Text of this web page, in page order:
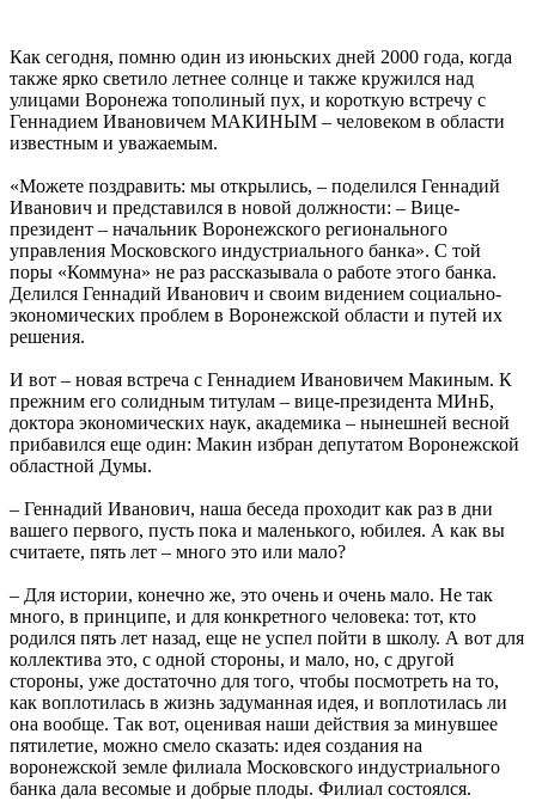
Как сегодня, помню один из июньских дней 2000 года, когда
также ярко светило летнее солнце и также кружился над
улицами Воронежа тополиный пух, и короткую встречу с
Геннадием Ивановичем МАКИНЫМ – человеком в области
известным и уважаемым.
«Можете поздравить: мы открылись, – поделился Геннадий
Иванович и представился в новой должности: – Вице-
президент – начальник Воронежского регионального
управления Московского индустриального банка». С той
поры «Коммуна» не раз рассказывала о работе этого банка.
Делился Геннадий Иванович и своим видением социально-
экономических проблем в Воронежской области и путей их
решения.
И вот – новая встреча с Геннадием Ивановичем Макиным. К
прежним его солидным титулам – вице-президента МИнБ,
доктора экономических наук, академика – нынешней весной
прибавился еще один: Макин избран депутатом Воронежской
областной Думы.
– Геннадий Иванович, наша беседа проходит как раз в дни
вашего первого, пусть пока и маленького, юбилея. А как вы
считаете, пять лет – много это или мало?
– Для истории, конечно же, это очень и очень мало. Не так
много, в принципе, и для конкретного человека: тот, кто
родился пять лет назад, еще не успел пойти в школу. А вот для
коллектива это, с одной стороны, и мало, но, с другой
стороны, уже достаточно для того, чтобы посмотреть на то,
как воплотилась в жизнь задуманная идея, и воплотилась ли
она вообще. Так вот, оценивая наши действия за минувшее
пятилетие, можно смело сказать: идея создания на
воронежской земле филиала Московского индустриального
банка дала весомые и добрые плоды. Филиал состоялся.